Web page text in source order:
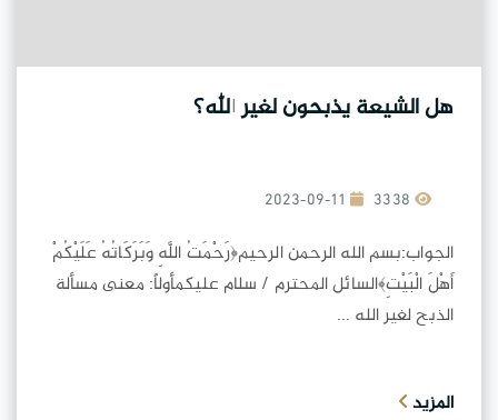
هل الشيعة يذبحون لغير الله؟
2023-09-11
الجواب:بسم الله الرحمن الرحيم﴿رَحْمَتُ اللَّهِ وَبَرَكَاتُهُ عَلَيْكُمْ
أَهْلَ الْبَيْتِ﴾السائل المحترم / سلام عليكمأولاً: معنى مسألة
الذبح لغير الله ...
المزيد